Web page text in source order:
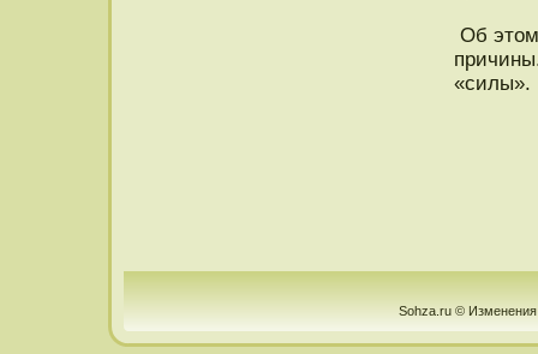
Об
«силы».
Sohza.ru © Изменения